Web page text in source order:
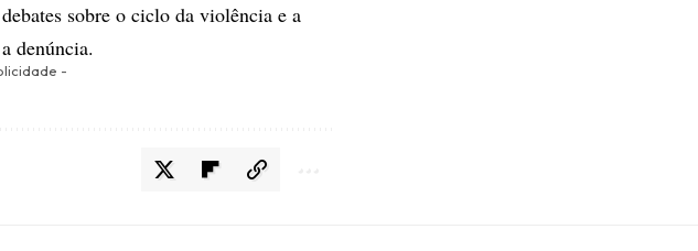
sobre o ciclo da violência e a
denúncia.
-